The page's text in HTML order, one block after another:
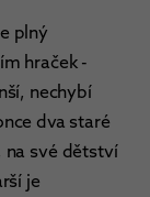
plný
hraček -
nechybí
dva staré
na své dětství
je